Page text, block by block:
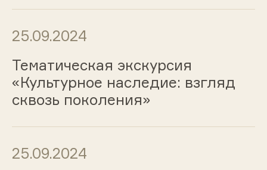
25.09.2024
Тематическая экскурсия
«Культурное наследие: взгляд
сквозь поколения»
25.09.2024